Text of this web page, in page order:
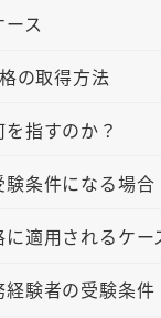
ス
の取得方法
指すのか？
条件になる場合
適用されるケー
験者の受験条件